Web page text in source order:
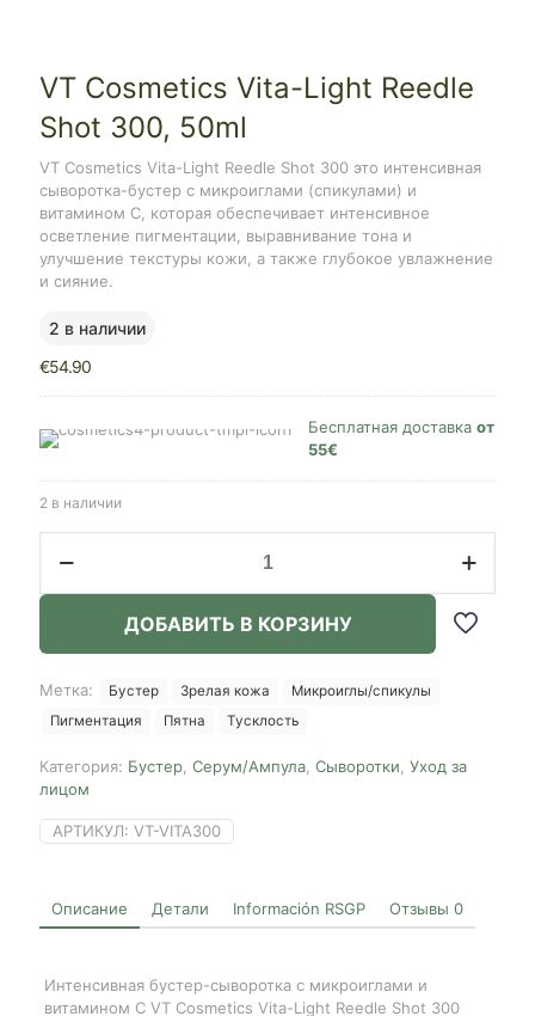
Описание Детали Información RSGP Отзывы 0
Интенсивная бустер-сыворотка с микроиглами и
витамином C VT Cosmetics Vita-Light Reedle Shot 300
VT Cosmetics Vita-Light Reedle
Shot 300, 50ml
VT Cosmetics Vita-Light Reedle Shot 300 это интенсивная
сыворотка-бустер с микроиглами (спикулами) и
витамином C, которая обеспечивает интенсивное
осветление пигментации, выравнивание тона и
улучшение текстуры кожи, а также глубокое увлажнение
и сияние.
2 в наличии
€54.90
Бесплатная доставка от
55€
2 в наличии
товара
Light
Shot
300,
ДОБАВИТЬ В КОРЗИНУ
Метка: Бустер Зрелая кожа
Микроиглы/спикулы
Пигментация
Пятна Тусклость
Категория: Бустер Серум/Ампула Сыворотки Уход за
лицом
АРТИКУЛ: VT-VITA300